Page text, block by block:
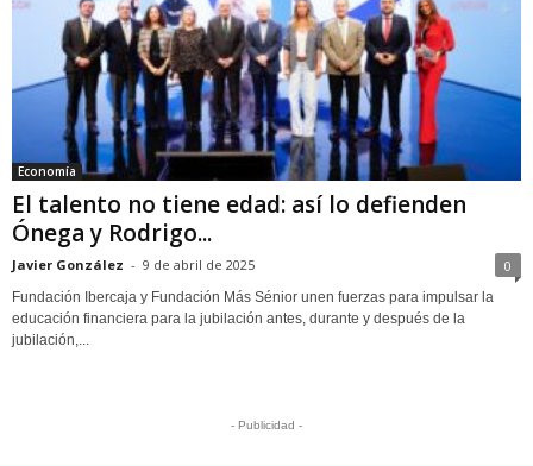
Economía
El talento no tiene edad: así lo defienden
Ónega y Rodrigo...
Javier González - 9 de abril de 2025 0
Fundación Ibercaja y Fundación Más Sénior unen fuerzas para impulsar la
educación financiera para la jubilación antes, durante y después de la
jubilación,...
- Publicidad -